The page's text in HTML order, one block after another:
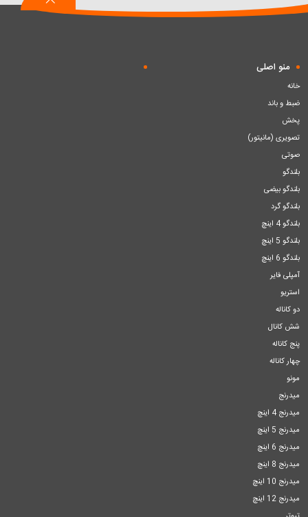
منو اصلی
خانه
ضبط و باند
پخش
تصویری (مانیتور)
صوتی
بلندگو
بلندگو بیضی
بلندگو گرد
بلندگو 4 اینچ
بلندگو 5 اینچ
بلندگو 6 اینچ
آمپلی فایر
استریو
دو کاناله
شش کانال
پنج کاناله
چهار کاناله
مونو
میدرنج
میدرنج 4 اینچ
میدرنج 5 اینچ
میدرنج 6 اینچ
میدرنج 8 اینچ
میدرنج 10 اینچ
میدرنج 12 اینچ